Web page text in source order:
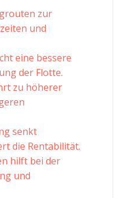
zur
und
eine bessere
der Flotte.
zu höherer
senkt
die Rentabilität.
hilft bei der
und